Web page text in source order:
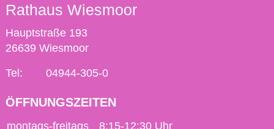
Rathaus Wiesmoor
Hauptstraße 193
26639 Wiesmoor
Tel: 04944-305-0
ÖFFNUNGSZEITEN
montags-freitags
8:15-12:30 Uhr